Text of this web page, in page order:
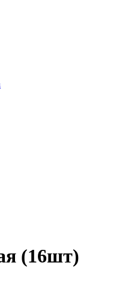
(16шт)